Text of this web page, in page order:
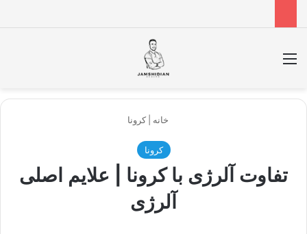
خانه کرونا
کرونا
تفاوت آلرژی با کرونا | علایم اصلی
آلرژی